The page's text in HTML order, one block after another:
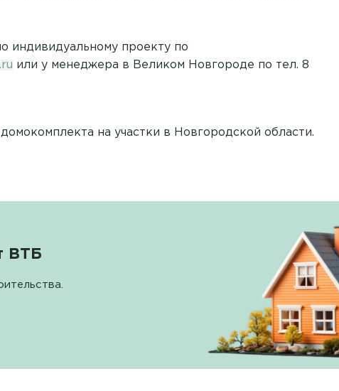
индивидуальному проекту по
или у менеджера в Великом Новгороде по тел. 8
домокомплекта на участки в Новгородской области.
ВТБ